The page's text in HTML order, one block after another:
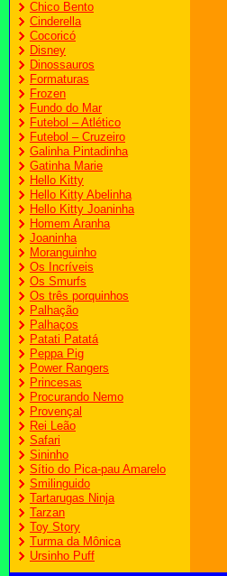
Chico Bento
Cinderella
Cocoricó
Disney
Dinossauros
Formaturas
Frozen
Fundo do Mar
Futebol – Atlético
Futebol – Cruzeiro
Galinha Pintadinha
Gatinha Marie
Hello Kitty
Hello Kitty Abelinha
Hello Kitty Joaninha
Homem Aranha
Joaninha
Moranguinho
Os Incríveis
Os Smurfs
Os três porquinhos
Palhação
Palhaços
Patati Patatá
Peppa Pig
Power Rangers
Princesas
Procurando Nemo
Provençal
Rei Leão
Safari
Sininho
Sítio do Pica-pau Amarelo
Smilinguido
Tartarugas Ninja
Tarzan
Toy Story
Turma da Mônica
Ursinho Puff